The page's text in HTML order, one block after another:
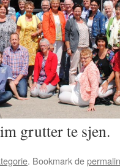
grutter te sjen.
. Bookmark de